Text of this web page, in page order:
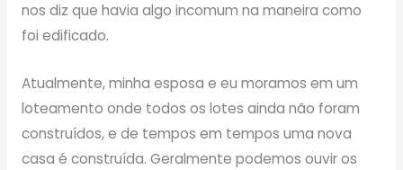
nos diz que havia algo incomum na maneira como
foi edificado.
Atualmente, minha esposa e eu moramos em um
loteamento onde todos os lotes ainda não foram
construídos, e de tempos em tempos uma nova
casa é construída. Geralmente podemos ouvir os